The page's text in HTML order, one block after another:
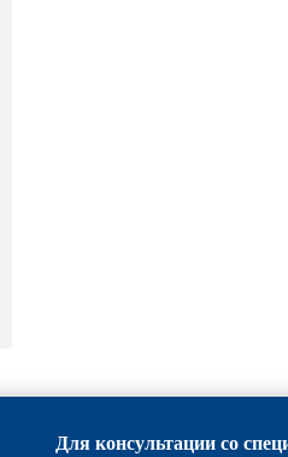
Для консультации со